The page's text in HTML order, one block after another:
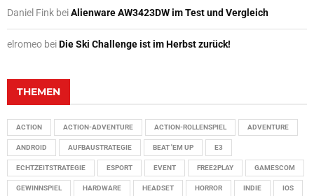
Daniel Fink beiAlienware AW3423DW im Test und Vergleich
elromeo beiDie Ski Challenge ist im Herbst zurück!
THEMEN
ACTION ACTION-ADVENTURE ACTION-ROLLENSPIEL ADVENTURE
ANDROID AUFBAUSTRATEGIE BEAT 'EM UP E3
ECHTZEITSTRATEGIE ESPORT EVENT FREE2PLAY GAMESCOM
GEWINNSPIEL HARDWARE HEADSET HORROR INDIE IOS